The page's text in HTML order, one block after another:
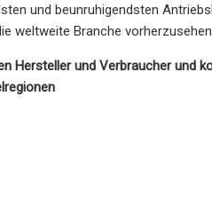
und beunruhigendsten
weltweite Branche vorherzusehen.
Hersteller und Verbraucher und